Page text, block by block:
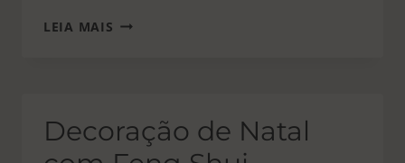
LEIA MAIS O
FENG
SHUI?
Decoração de Natal